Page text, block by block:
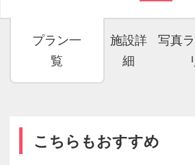
プラン一
覧
施設詳
細
写真
こちらもおすすめ